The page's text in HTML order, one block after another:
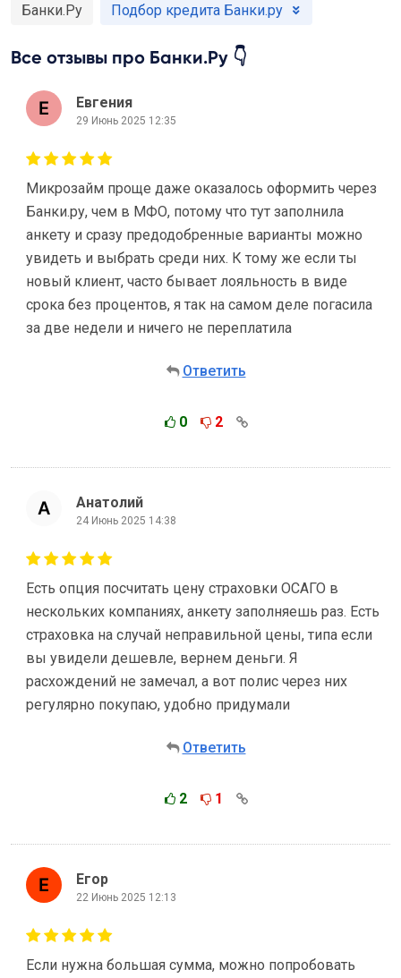
Банки.Ру Подбор кредита Банки.ру
Все отзывы про Банки.Ру 👇
Евгения
29 Июнь 2025 12:35
Микрозайм проще даже оказалось оформить через
Банки.ру, чем в МФО, потому что тут заполнила
анкету и сразу предодобренные варианты можно
увидеть и выбрать среди них. К тому же если ты
новый клиент, часто бывает лояльность в виде
срока без процентов, я так на самом деле погасила
за две недели и ничего не переплатила
Ответить
0 2
Анатолий
24 Июнь 2025 14:38
Есть опция посчитать цену страховки ОСАГО в
нескольких компаниях, анкету заполняешь раз. Есть
страховка на случай неправильной цены, типа если
вы увидели дешевле, вернем деньги. Я
расхождений не замечал, а вот полис через них
регулярно покупаю, удобно придумали
Ответить
2 1
Егор
22 Июнь 2025 12:13
Если нужна большая сумма, можно попробовать